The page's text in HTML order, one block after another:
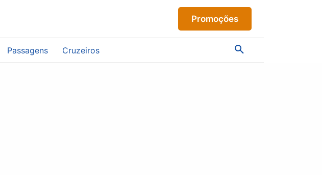
Promoções
Passagens Cruzeiros